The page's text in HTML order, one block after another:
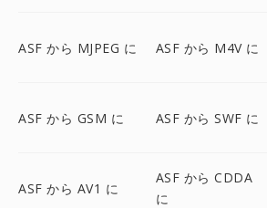
ASF から MJPEG に ASF から M4V に
ASF から GSM に ASF から SWF に
ASF から AV1 に
ASF から CDDA
に